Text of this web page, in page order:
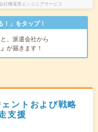
社機電系エンジニアサービス
」をタップ！
、派遣会社から
が届きます！
ントおよび戦略
支援